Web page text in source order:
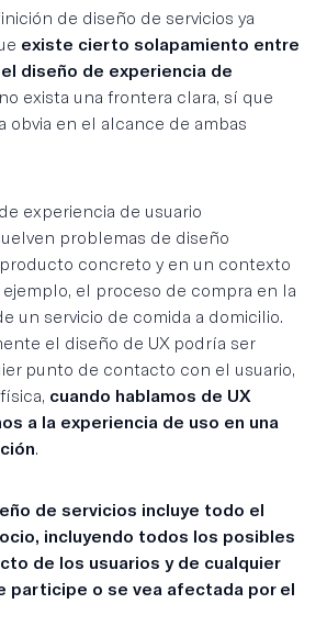
de diseño de servicios ya
existe cierto solapamiento entre
diseño de experiencia de
exista una frontera clara, sí que
obvia en el alcance de ambas
experiencia de usuario
problemas de diseño
concreto y en un contexto
el proceso de compra en la
un servicio de comida a domicilio.
el diseño de UX podría ser
punto de contacto con el usuario,
cuando hablamos de UX
a la experiencia de uso en una
.
de servicios incluye todo el
incluyendo todos los posibles
de los usuarios y de cualquier
participe o se vea afectada por el